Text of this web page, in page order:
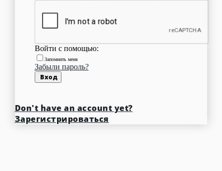
Войти с помощью:
Запомнить меня
Забыли пароль?
Вход
Don't have an account yet?
Зарегистрироваться